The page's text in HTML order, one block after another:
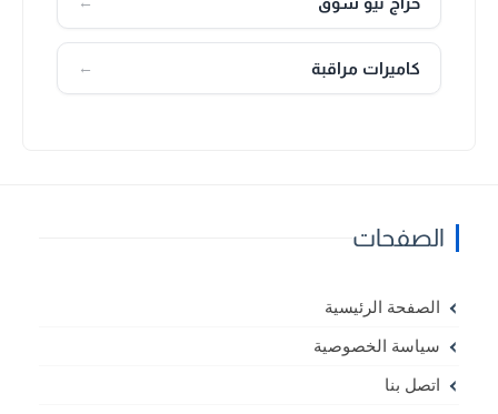
كاميرات مراقبة ←
الصفحات
الصفحة الرئيسية
سياسة الخصوصية
اتصل بنا